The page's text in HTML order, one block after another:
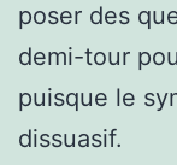
poser des
demi-tour
puisque le
dissuasif.